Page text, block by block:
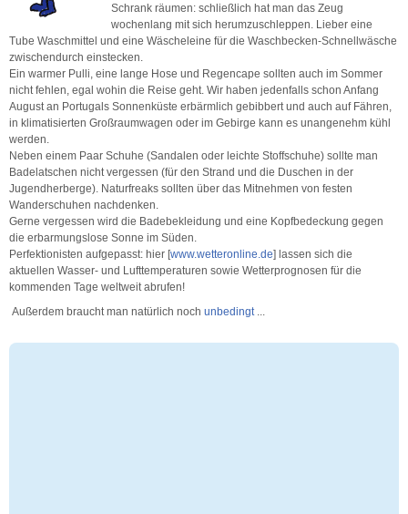
Schrank räumen: schließlich hat man das Zeug
wochenlang mit sich herumzuschleppen. Lieber eine
Tube Waschmittel und eine Wäscheleine für die Waschbecken-Schnellwäsche
zwischendurch einstecken.
Ein warmer Pulli, eine lange Hose und Regencape sollten auch im Sommer
nicht fehlen, egal wohin die Reise geht. Wir haben jedenfalls schon Anfang
August an Portugals Sonnenküste erbärmlich gebibbert und auch auf Fähren,
in klimatisierten Großraumwagen oder im Gebirge kann es unangenehm kühl
werden.
Neben einem Paar Schuhe (Sandalen oder leichte Stoffschuhe) sollte man
Badelatschen nicht vergessen (für den Strand und die Duschen in der
Jugendherberge). Naturfreaks sollten über das Mitnehmen von festen
Wanderschuhen nachdenken.
Gerne vergessen wird die Badebekleidung und eine Kopfbedeckung gegen
die erbarmungslose Sonne im Süden.
Perfektionisten aufgepasst: hier [www.wetteronline.de] lassen sich die
aktuellen Wasser- und Lufttemperaturen sowie Wetterprognosen für die
kommenden Tage weltweit abrufen!
Außerdem braucht man natürlich noch unbedingt ...